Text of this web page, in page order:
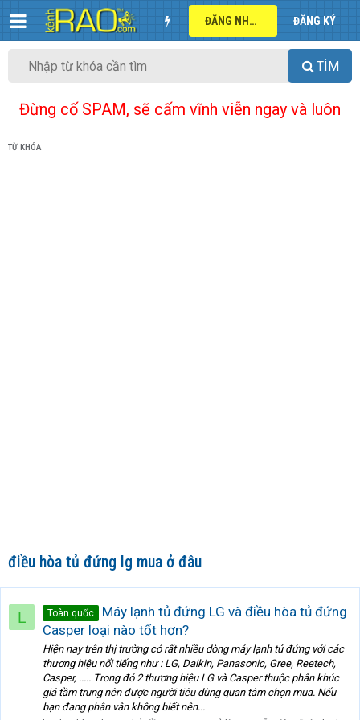
ĐĂNG NHẬP ĐĂNG KÝ
TÌM
Đừng cố SPAM, sẽ cấm vĩnh viễn ngay và luôn
TỪ KHÓA
điều hòa tủ đứng lg mua ở đâu
L Toàn quốc
Máy lạnh tủ đứng LG và điều hòa tủ đứng
Casper loại nào tốt hơn?
Hiện nay trên thị trường có rất nhiều dòng máy lạnh tủ đứng với các
thương hiệu nổi tiếng như : LG, Daikin, Panasonic, Gree, Reetech,
Casper, ..... Trong đó 2 thương hiệu LG và Casper thuộc phân khúc
giá tầm trung nên được người tiêu dùng quan tâm chọn mua. Nếu
bạn đang phân vân không biết nên...